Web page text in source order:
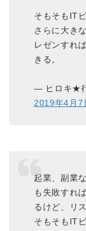
そもそもIT
さらに大き
レゼンすれ
きる。
— ヒロキ★
2019年4月7
起業、副業
も失敗すれ
るけど、リ
そもそもIT